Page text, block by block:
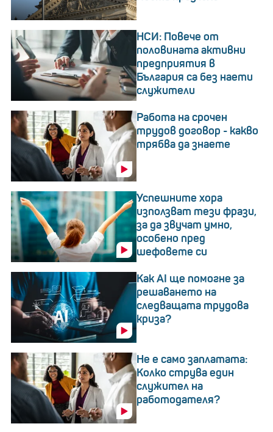
НСИ: Повече от
половината активни
предприятия в
България са без наети
служители
Работа на срочен
трудов договор - какво
трябва да знаете
Успешните хора
използват тези фрази,
за да звучат умно,
особено пред
шефовете си
Как AI ще помогне за
решаването на
следващата трудова
криза?
Не е само заплатата:
Колко струва един
служител на
работодателя?